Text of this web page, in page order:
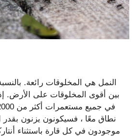
النمل هي المخلوقات رائعة.
بين أقوى المخلوقات على الأرض.
نطاق معًا ، فسيكونون يزنون بقدر
موجودون في كل قارة باستثناء